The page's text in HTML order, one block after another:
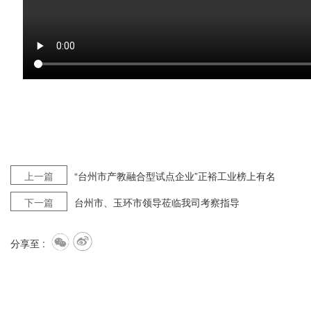
上一篇
“台州市产教融合型试点企业”正裕工业榜上有名
下一篇
台州市、玉环市领导莅临我司考察指导
分享至 :